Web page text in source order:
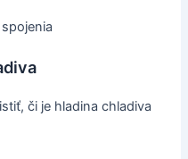
či je hladina chladiva